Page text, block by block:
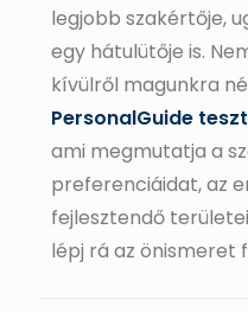
legjobb szakértője,
egy hátulütője is.
kívülről magunkra
PersonalGuide teszt
ami megmutatja a
preferenciáidat, az
fejlesztendő
lépj rá az önismeret